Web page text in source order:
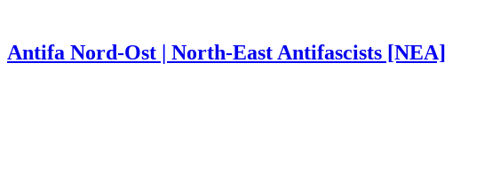
Antifa Nord-Ost | North-East Antifascists [NEA]